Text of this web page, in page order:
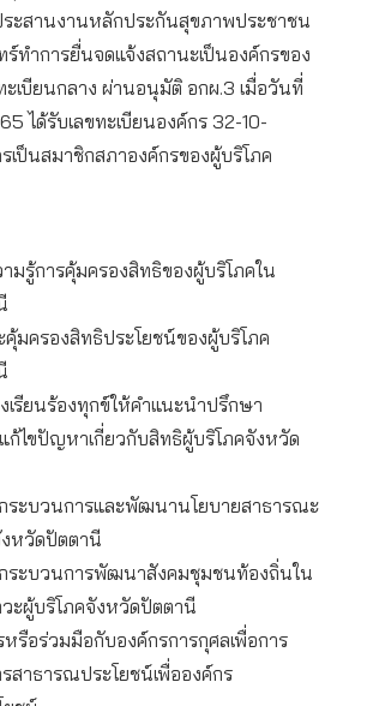
ะสานงานหลักประกันสุขภาพประชาชน
ร์ทำการยื่นจดแจ้งสถานะเป็นองค์กรของ
เบียนกลาง ผ่านอนุมัติ อกผ.3 เมื่อวันที่
ได้รับเลขทะเบียนองค์กร 32-10-
เป็นสมาชิกสภาองค์กรของผู้บริโภค
ามรู้การคุ้มครองสิทธิของผู้บริโภคใน
มครองสิทธิประโยชน์ของผู้บริโภค
งเรียนร้องทุกข์ให้คำแนะนำปรึกษา
ก้ไขปัญหาเกี่ยวกับสิทธิผู้บริโภคจังหวัด
ระบวนการและพัฒนานโยบายสาธารณะ
หวัดปัตตานี
ระบวนการพัฒนาสังคมชุมชนท้องถิ่นใน
ะผู้บริโภคจังหวัดปัตตานี
หรือร่วมมือกับองค์กรการกุศลเพื่อการ
สาธารณประโยชน์เพื่อองค์กร